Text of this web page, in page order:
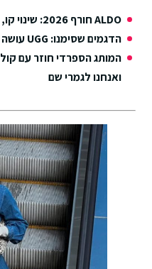
ALDO חורף 2026: שינוי קו, אותה נוחות – יותר אופנה
הדגמים שסימנו: UGG עושה לנו חורף אייקוני
המותג הספרדי חוזר עם
ואנחנו לגמרי שם